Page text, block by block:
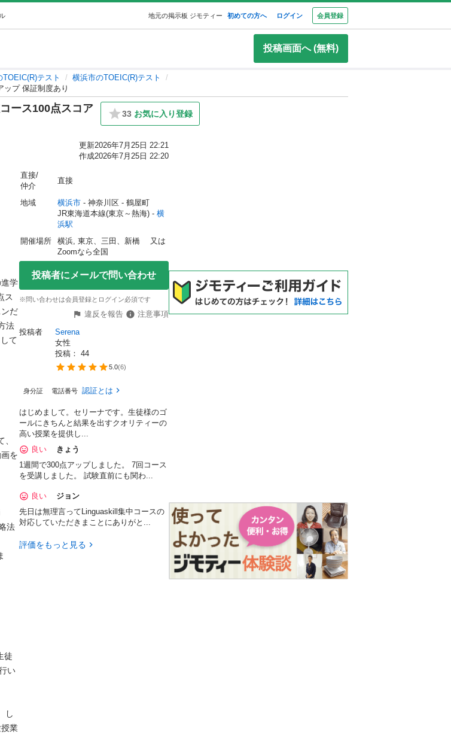
地元の掲示板 ジモティー 初めての方へ ログイン 会員登録
投稿画面へ (無料)
テスト
横浜市のTOEIC(R)テスト
ップ 保証制度あり
ース100点スコア
33 お気に入り登録
更新2026年7月25日 22:21
作成2026年7月25日 22:20
学
ス
だ
法
て
を
法
徒
い
し
業
直接/
仲介
直接
地域 横浜市 - 神奈川区 - 鶴屋町
JR東海道本線(東京～熱海) - 横
浜駅
開催場所
横浜, 東京、三田、新橋　 又は
Zoomなら全国
投稿者にメールで問い合わせ
※問い合わせは会員登録とログイン必須です
違反を報告
注意事項
投稿者
Serena
女性
投稿： 44
5.0(6)
身分証 電話番号 認証とは
はじめまして。セリーナです。生徒様のゴ
ールにきちんと結果を出すクオリティーの
高い授業を提供し...
良い
きょう
1週間で300点アップしました。 7回コース
を受講しました。 試験直前にも関わ...
良い
ジョン
先日は無理言ってLinguaskill集中コースの
対応していただきまことにありがと...
評価をもっと見る